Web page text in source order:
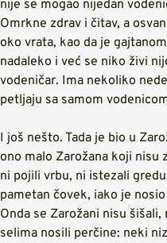
nije se mogao nijedan
Omrkne zdrav i čitav, a
oko vrata, kao da je
nadaleko i već se niko živi
vodeničar. Ima nekoliko
petljaju sa samom
I još nešto. Tada je bio u
ono malo Zarožana koji nisu
ni pojili vrbu, ni istezali
pametan čovek, iako je
Onda se Zarožani nisu
selima nosili perčine: neki